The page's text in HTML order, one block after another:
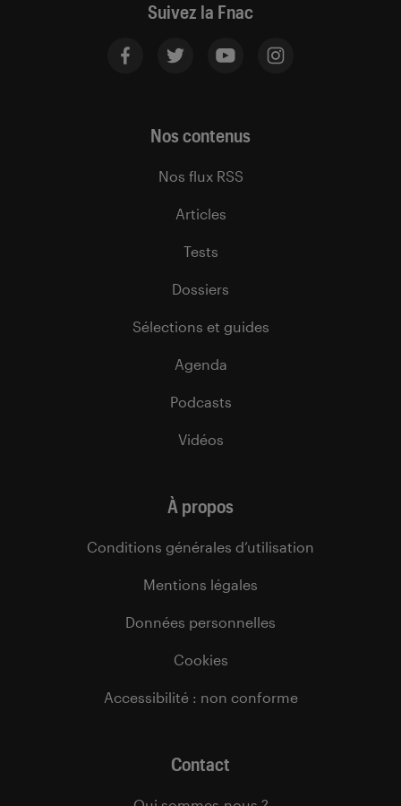
Suivez la Fnac
Nos contenus
Nos flux RSS
Articles
Tests
Dossiers
Sélections et guides
Agenda
Podcasts
Vidéos
À propos
Conditions générales d’utilisation
Mentions légales
Données personnelles
Cookies
Accessibilité : non conforme
Contact